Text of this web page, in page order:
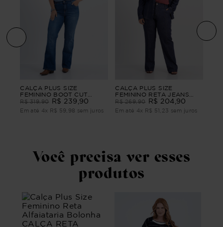
CALÇA PLUS SIZE
FEMININO BOOT CUT
JEANS CECÍLIA
R$ 319,90 R$ 239 90
Em até 4x R$ 59 98 sem juros
CALÇA PLUS SIZE
FEMININO RETA JEANS
DENGO
R$ 269,90 R$ 204 90
Em até 4x R$ 51 23 sem juros
Você precisa ver esses
produtos